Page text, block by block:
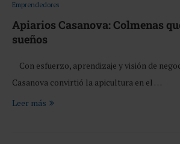
Emprendedores
Apiarios Casanova: Colmenas
sueños
Con esfuerzo, aprendizaje y visión de
Casanova convirtió la apicultura en el …
Leer más